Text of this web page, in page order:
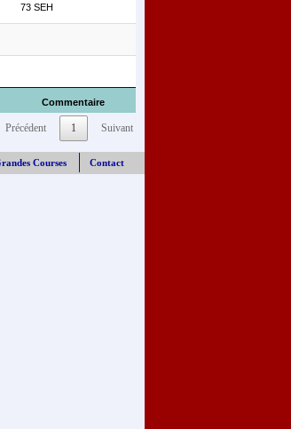
Commentaire
73 SEH
Précédent 1 Suivant
Courses Contact